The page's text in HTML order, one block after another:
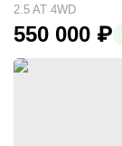
2.5 AT 4WD
550 000 ₽